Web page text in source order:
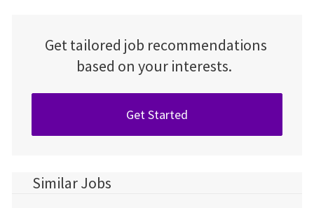
Get tailored job recommendations
based on your interests.
Get Started
Similar Jobs